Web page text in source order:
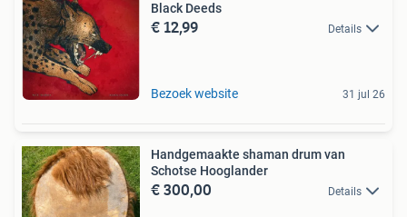
Black Deeds
€ 12,99 Details
Bezoek website 31 jul 26
Handgemaakte shaman drum van
Schotse Hooglander
€ 300,00 Details